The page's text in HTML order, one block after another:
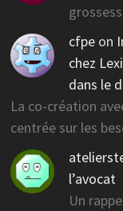
cfpe on
chez
dans le
La co-création
centrée sur les
l’avocat
Un